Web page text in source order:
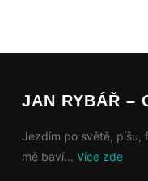
JAN RYBÁŘ –
Jezdím po světě, píšu,
mě baví... Více zde